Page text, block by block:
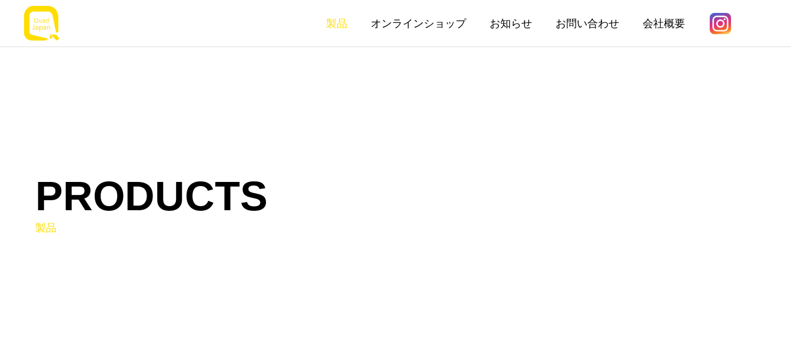
製品 オンラインショップ お知らせ お問い合わせ 会社概要
PRODUCTS
製品